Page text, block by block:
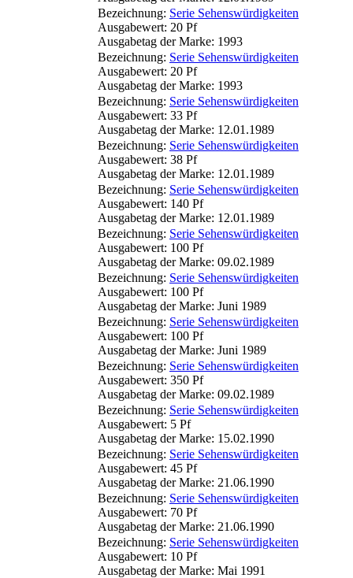
Bezeichnung: Serie Sehenswürdigkeiten
Ausgabewert: 20 Pf
Ausgabetag der Marke: 1993
Bezeichnung: Serie Sehenswürdigkeiten
Ausgabewert: 20 Pf
Ausgabetag der Marke: 1993
Bezeichnung: Serie Sehenswürdigkeiten
Ausgabewert: 33 Pf
Ausgabetag der Marke: 12.01.1989
Bezeichnung: Serie Sehenswürdigkeiten
Ausgabewert: 38 Pf
Ausgabetag der Marke: 12.01.1989
Bezeichnung: Serie Sehenswürdigkeiten
Ausgabewert: 140 Pf
Ausgabetag der Marke: 12.01.1989
Bezeichnung: Serie Sehenswürdigkeiten
Ausgabewert: 100 Pf
Ausgabetag der Marke: 09.02.1989
Bezeichnung: Serie Sehenswürdigkeiten
Ausgabewert: 100 Pf
Ausgabetag der Marke: Juni 1989
Bezeichnung: Serie Sehenswürdigkeiten
Ausgabewert: 100 Pf
Ausgabetag der Marke: Juni 1989
Bezeichnung: Serie Sehenswürdigkeiten
Ausgabewert: 350 Pf
Ausgabetag der Marke: 09.02.1989
Bezeichnung: Serie Sehenswürdigkeiten
Ausgabewert: 5 Pf
Ausgabetag der Marke: 15.02.1990
Bezeichnung: Serie Sehenswürdigkeiten
Ausgabewert: 45 Pf
Ausgabetag der Marke: 21.06.1990
Bezeichnung: Serie Sehenswürdigkeiten
Ausgabewert: 70 Pf
Ausgabetag der Marke: 21.06.1990
Bezeichnung: Serie Sehenswürdigkeiten
Ausgabewert: 10 Pf
Ausgabetag der Marke: Mai 1991